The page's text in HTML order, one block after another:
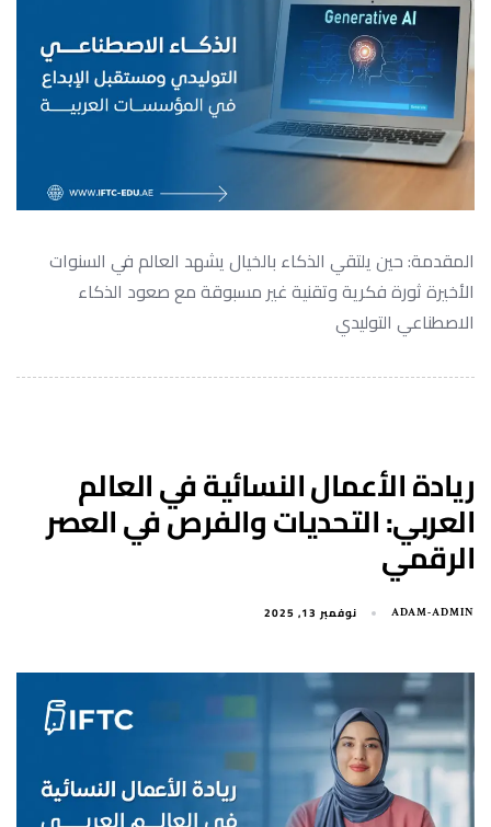
المقدمة: حين يلتقي الذكاء بالخيال يشهد العالم في السنوات
الأخيرة ثورة فكرية وتقنية غير مسبوقة مع صعود الذكاء
الاصطناعي التوليدي
ريادة الأعمال النسائية في العالم
العربي: التحديات والفرص في العصر
الرقمي
ADAM-ADMIN نوفمبر 13, 2025